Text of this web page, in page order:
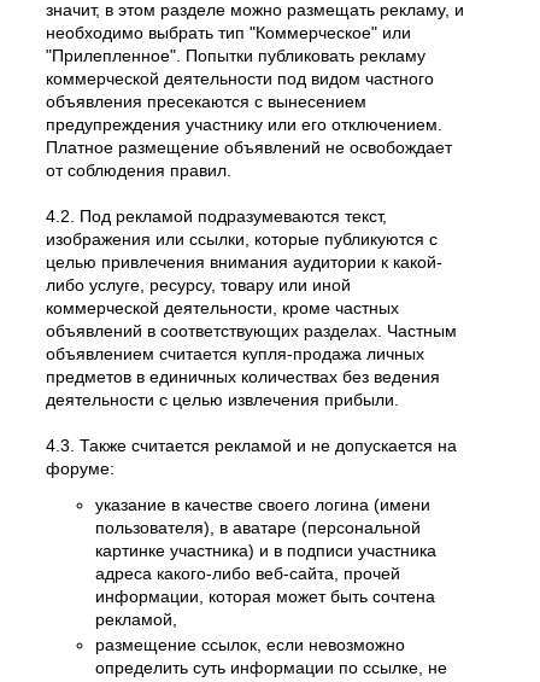
значит, в этом разделе можно размещать рекламу, и
необходимо выбрать тип "Коммерческое" или
"Прилепленное". Попытки публиковать рекламу
коммерческой деятельности под видом частного
объявления пресекаются с вынесением
предупреждения участнику или его отключением.
Платное размещение объявлений не освобождает
от соблюдения правил.
4.2. Под рекламой подразумеваются текст,
изображения или ссылки, которые публикуются с
целью привлечения внимания аудитории к какой-
либо услуге, ресурсу, товару или иной
коммерческой деятельности, кроме частных
объявлений в соответствующих разделах. Частным
объявлением считается купля-продажа личных
предметов в единичных количествах без ведения
деятельности с целью извлечения прибыли.
4.3. Также считается рекламой и не допускается на
форуме:
указание в качестве своего логина (имени
пользователя), в аватаре (персональной
картинке участника) и в подписи участника
адреса какого-либо веб-сайта, прочей
информации, которая может быть сочтена
рекламой,
размещение ссылок, если невозможно
определить суть информации по ссылке, не